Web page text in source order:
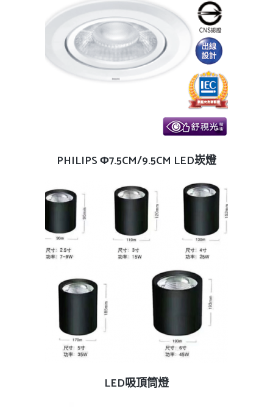
查看內容
PHILIPS Φ7.5CM/9.5CM LED崁燈
查看內容
LED吸頂筒燈